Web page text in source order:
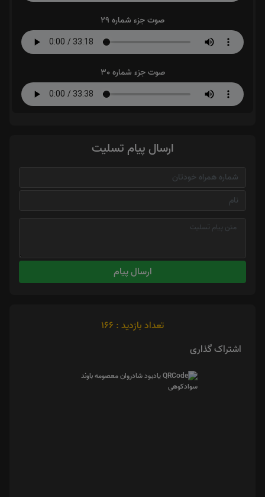
صوت جزء شماره 29
صوت جزء شماره 30
ارسال پیام تسلیت
ارسال پیام
تعداد بازدید : 166
اشتراک گذاری